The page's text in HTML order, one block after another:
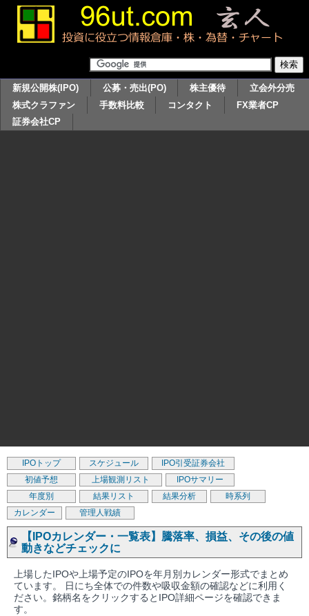
新規公開株(IPO) 公募・売出(PO) 株主優待
立会外分売
株式クラファン
手数料比較 コンタクト
FX業者CP
証券会社CP
IPOトップ スケジュール
IPO引受証券会社
初値予想
上場観測リスト
IPOサマリー
年度別
結果リスト 結果分析
時系列
カレンダー
管理人戦績
【IPOカレンダー・一覧表】騰落率、損益、その後の値
動きなどチェックに
上場したIPOや上場予定のIPOを年月別カレンダー形式でまとめ
ています。 日にち全体での件数や吸収金額の確認などに利用く
ださい。銘柄名をクリックするとIPO詳細ページを確認できま
す。